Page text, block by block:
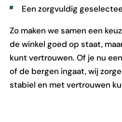
Een zorgvuldig
Zo maken we samen een
de winkel goed op staat,
kunt vertrouwen. Of je nu
of de bergen ingaat, wij
stabiel en met vertrouwen